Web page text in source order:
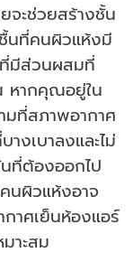
จะช่วยสร้างชั้น
นที่คนผิวแห้งมี
มีส่วนผสมที่
หากคุณอยู่ใน
มที่สภาพอากาศ
งเบาลงและไม่
นที่ต้องออกไป
นผิวแห้งอาจ
าศเย็นห้องแอร์
าะสม